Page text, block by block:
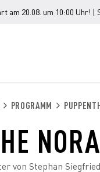
am 20.08. um 10:00 Uhr! |
PROGRAMM
NORA
von Stephan Siegfried